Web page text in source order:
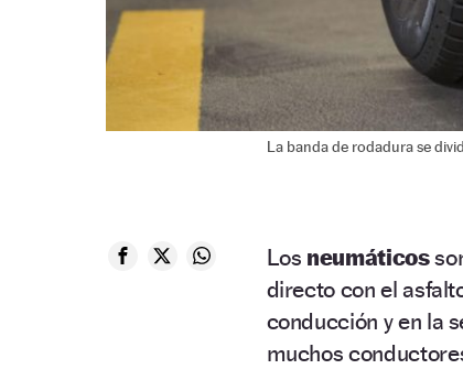
La banda de rodadura se
Los neumáticos
directo con el
conducción y en la
muchos